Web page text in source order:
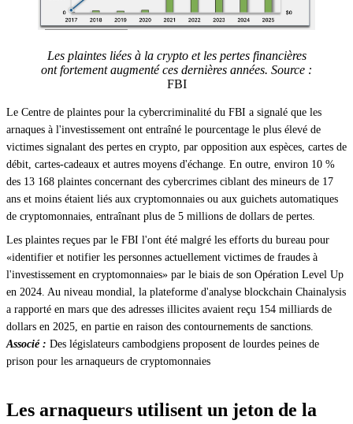
Les plaintes liées à la crypto et les pertes financières
ont fortement augmenté ces dernières années. Source :
FBI
Le Centre de plaintes pour la cybercriminalité du FBI a signalé que les
arnaques à l'investissement ont entraîné le pourcentage le plus élevé de
victimes signalant des pertes en crypto, par opposition aux espèces, cartes de
débit, cartes-cadeaux et autres moyens d'échange. En outre, environ 10 %
des 13 168 plaintes concernant des cybercrimes ciblant des mineurs de 17
ans et moins étaient liés aux cryptomonnaies ou aux guichets automatiques
de cryptomonnaies, entraînant plus de 5 millions de dollars de pertes.
Les plaintes reçues par le FBI l'ont été malgré les efforts du bureau pour
«identifier et notifier les personnes actuellement victimes de fraudes à
l'investissement en cryptomonnaies» par le biais de son Opération Level Up
en 2024. Au niveau mondial, la plateforme d'analyse blockchain Chainalysis
a rapporté en mars que des adresses illicites avaient reçu 154 milliards de
dollars en 2025, en partie en raison des contournements de sanctions.
Associé : Des législateurs cambodgiens proposent de lourdes peines de
prison pour les arnaqueurs de cryptomonnaies
Les arnaqueurs utilisent un jeton de la